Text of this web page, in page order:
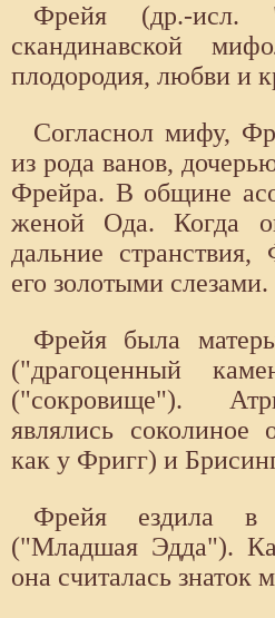
Фрейя (др.-
скандинавской
плодородия, любви и
Согласнол мифу,
из рода ванов,
Фрейра. В общине
женой Ода. Когда
дальние странствия,
его золотыми слезами.
Фрейя была
("драгоценный
("сокровище").
являлись соколиное
как у Фригг) и
Фрейя ездила в
("Младшая Эдда").
она считалась знаток